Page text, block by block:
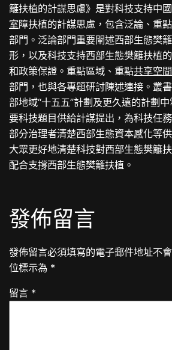
籬扶植的計謀思慮》是對科技支持中
室障扶植的計謀思慮，包含泛論、重
部門。泛論部門重要闡述西部生態樊
形，以及科技支持西部生態樊籬扶植
和政策保證。重點區域、重點共享空間
部門，也與各專題研討陳述連接。叢
部地域“十五五”計劃及更久遠的計劃
要科技題目供給計謀提出，為科技任
部分治理者清楚西部生態資本感化等
大眾更好地清楚科技對西部生態樊籬
配合支撐西部生態樊籬扶植。
發佈留言
發佈留言必須填寫的電子郵件地址不會
位標示為 *
留言 *